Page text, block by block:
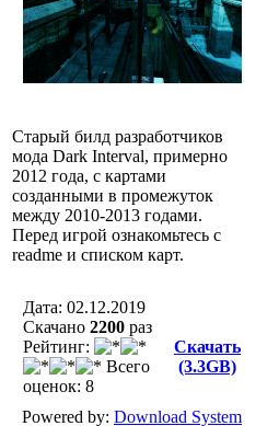
Старый билд разработчиков
мода Dark Interval, примерно
2012 года, с картами
созданными в промежуток
между 2010-2013 годами.
Перед игрой ознакомьтесь с
readme и списком карт.
Дата: 02.12.2019
Скачано 2200 раз
Рейтинг:
Всего
оценок: 8
Скачать
(3.3GB)
Powered by: Download System